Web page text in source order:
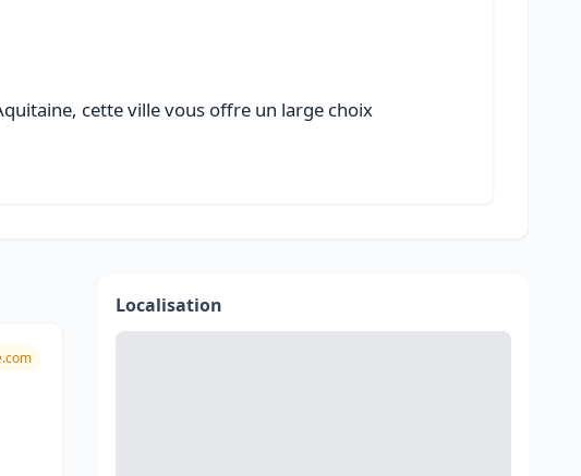
cette ville vous offre un large choix
Localisation